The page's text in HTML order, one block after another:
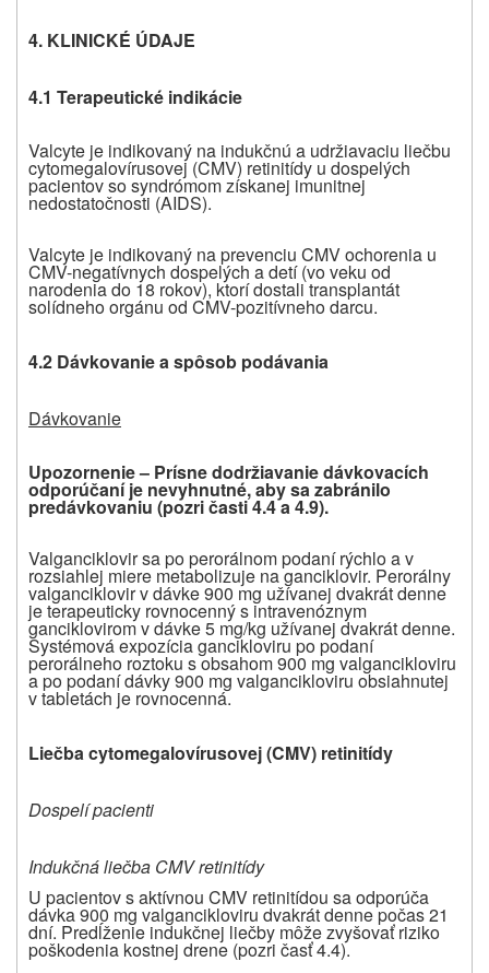
4. KLINICKÉ ÚDAJE
4.1 Terapeutické indikácie
Valcyte je indikovaný na indukčnú a udržiavaciu liečbu
cytomegalovírusovej (CMV) retinitídy u dospelých
pacientov so syndrómom získanej imunitnej
nedostatočnosti (AIDS).
Valcyte je indikovaný na prevenciu CMV ochorenia u
CMV-negatívnych dospelých a detí (vo veku od
narodenia do 18 rokov), ktorí dostali transplantát
solídneho orgánu od CMV-pozitívneho darcu.
4.2 Dávkovanie a spôsob podávania
Dávkovanie
Upozornenie – Prísne dodržiavanie dávkovacích
odporúčaní je nevyhnutné, aby sa zabránilo
predávkovaniu (pozri časti 4.4 a 4.9).
Valganciklovir sa po perorálnom podaní rýchlo a v
rozsiahlej miere metabolizuje na ganciklovir. Perorálny
valganciklovir v dávke 900 mg užívanej dvakrát denne
je terapeuticky rovnocenný s intravenóznym
ganciklovirom v dávke 5 mg/kg užívanej dvakrát denne.
Systémová expozícia gancikloviru po podaní
perorálneho roztoku s obsahom 900 mg valgancikloviru
a po podaní dávky 900 mg valgancikloviru obsiahnutej
v tabletách je rovnocenná.
Liečba cytomegalovírusovej (CMV) retinitídy
Dospelí pacienti
Indukčná liečba CMV retinitídy
U pacientov s aktívnou CMV retinitídou sa odporúča
dávka 900 mg valgancikloviru dvakrát denne počas 21
dní. Predĺženie indukčnej liečby môže zvyšovať riziko
poškodenia kostnej drene (pozri časť 4.4).